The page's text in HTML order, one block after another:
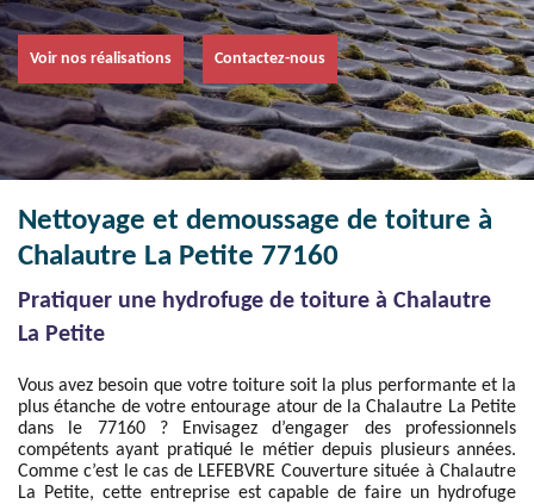
Voir nos réalisations Contactez-nous
Nettoyage et demoussage de toiture à
Chalautre La Petite 77160
Pratiquer une hydrofuge de toiture à Chalautre
La Petite
Vous avez besoin que votre toiture soit la plus performante et la
plus étanche de votre entourage atour de la Chalautre La Petite
dans le 77160 ? Envisagez d’engager des professionnels
compétents ayant pratiqué le métier depuis plusieurs années.
Comme c’est le cas de LEFEBVRE Couverture située à Chalautre
La Petite, cette entreprise est capable de faire un hydrofuge